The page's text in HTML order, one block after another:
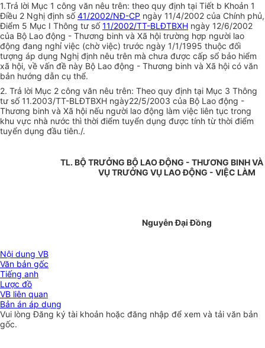
1.Trả lời Mục 1 công văn nêu trên: theo quy định tại Tiết b Khoản 1
Điều 2 Nghị định số41/2002/NĐ-CP ngày 11/4/2002 của Chính phủ,
Điểm 5 Mục I Thông tư số11/2002/TT-BLĐTBXH ngày 12/6/2002
của Bộ Lao động - Thương binh và Xã hội trường hợp người lao
động đang nghỉ việc (chờ việc) trước ngày 1/1/1995 thuộc đối
tượng áp dụng Nghị định nêu trên mà chưa được cấp sổ bảo hiểm
xã hội, về vấn đề này Bộ Lao động - Thương binh và Xã hội có văn
bản hướng dẫn cụ thể.
2. Trả lời Mục 2 công văn nêu trên: Theo quy định tại Mục 3 Thông
tư số 11.2003/TT-BLĐTBXH ngày22/5/2003 của Bộ Lao động -
Thương binh và Xã hội nếu người lao động làm việc liên tục trong
khu vực nhà nước thì thời điểm tuyển dụng được tính từ thời điểm
tuyển dụng đầu tiên./.
TL. BỘ TRƯỞNG BỘ LAO ĐỘNG - THƯƠNG BINH
VỤ TRƯỞNG VỤ LAO ĐỘNG - VIỆC LÀM
Nguyễn Đại Đồng
Nội dung VB
Văn bản gốc
Tiếng anh
Lược đồ
VB liên quan
Bản án áp dụng
Vui lòngĐăng ký tài khoản hoặc đăng nhập để xem và tải văn bản
gốc.